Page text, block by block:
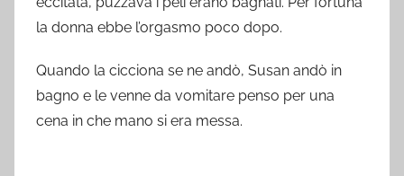
la donna ebbe l’orgasmo poco dopo.
Quando la cicciona se ne andò, Susan andò in
bagno e le venne da vomitare penso per una
cena in che mano si era messa.